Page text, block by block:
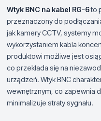
Wtyk BNC na kabel RG-6to
przeznaczony do
jak kamery CCTV, systemy
wykorzystaniem kabla
produktowi możliwe jest
co przekłada się na
urządzeń. Wtyk BNC
wewnętrznym, co zapewnia
minimalizuje straty sygnału.